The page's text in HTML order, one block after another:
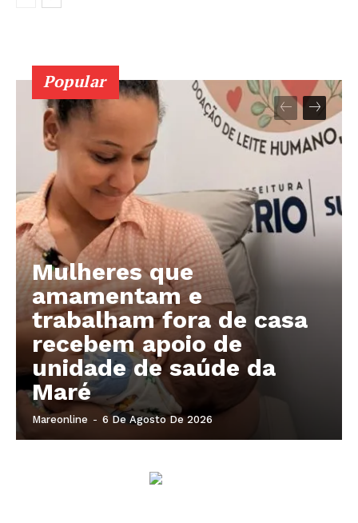
SUBSCRIBE NOW
Company
About
Contact us
Subscription Plans
My account
Popular
Mulheres que
amamentam e
trabalham fora de casa
recebem apoio de
unidade de saúde da
Maré
Mareonline - 6 De Agosto De 2026